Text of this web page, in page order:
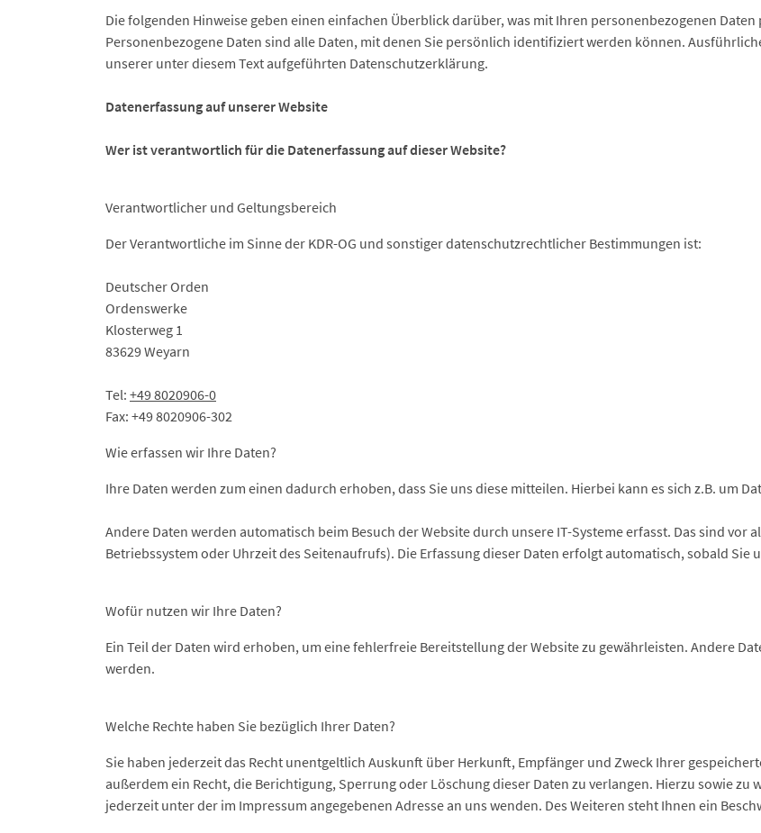
Die folgenden Hinweise geben einen einfachen Überblick darüber, was mit Ihren personenbezogenen
Personenbezogene Daten sind alle Daten, mit denen Sie persönlich identifiziert werden können.
unserer unter diesem Text aufgeführten Datenschutzerklärung.
Datenerfassung auf unserer Website
Wer ist verantwortlich für die Datenerfassung auf dieser Website?
Verantwortlicher und Geltungsbereich
Der Verantwortliche im Sinne der KDR-OG und sonstiger datenschutzrechtlicher Bestimmungen ist:
Deutscher Orden
Ordenswerke
Klosterweg 1
83629 Weyarn
Tel: +49 8020906-0
Fax: +49 8020906-302
Wie erfassen wir Ihre Daten?
Ihre Daten werden zum einen dadurch erhoben, dass Sie uns diese mitteilen. Hierbei kann es sich z.B. um
Andere Daten werden automatisch beim Besuch der Website durch unsere IT-Systeme erfasst. Das sind vor
Betriebssystem oder Uhrzeit des Seitenaufrufs). Die Erfassung dieser Daten erfolgt automatisch, sobald Sie
Wofür nutzen wir Ihre Daten?
Ein Teil der Daten wird erhoben, um eine fehlerfreie Bereitstellung der Website zu gewährleisten. Andere
werden.
Welche Rechte haben Sie bezüglich Ihrer Daten?
Sie haben jederzeit das Recht unentgeltlich Auskunft über Herkunft, Empfänger und Zweck Ihrer
außerdem ein Recht, die Berichtigung, Sperrung oder Löschung dieser Daten zu verlangen. Hierzu sowie zu
jederzeit unter der im Impressum angegebenen Adresse an uns wenden. Des Weiteren steht Ihnen ein